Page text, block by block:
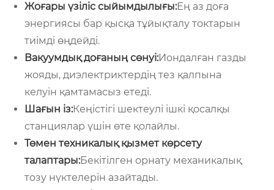
Жоғары үзіліс сыйымдылығы:Ең аз доға
энергиясы бар қысқа тұйықталу токтарын
тиімді өңдейді.
Вакуумдық доғаның сөнуі:Иондалған газды
жояды, диэлектриктердің тез қалпына
келуін қамтамасыз етеді.
Шағын із:Кеңістігі шектеулі ішкі қосалқы
станциялар үшін өте қолайлы.
Төмен техникалық қызмет көрсету
талаптары:Бекітілген орнату механикалық
тозу нүктелерін азайтады.